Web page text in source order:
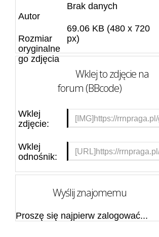
Autor
Brak danych
Rozmiar
oryginalne
go zdjęcia
69.06 KB (480 x 720
px)
Wklej to zdjęcie na
forum (BBcode)
Wklej
zdjęcie:
Wklej
odnośnik:
Wyślij znajomemu
Proszę się najpierw zalogować...